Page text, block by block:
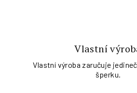
Vlastní
Vlastní výroba zaručuje
šperku.